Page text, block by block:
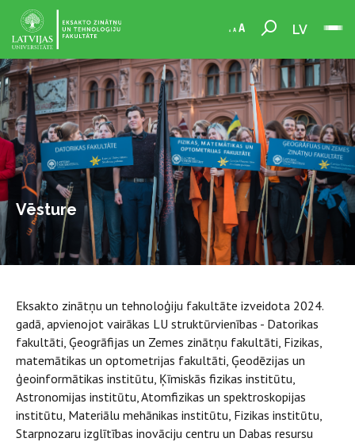
LV
Vēsture
Eksakto zinātņu un tehnoloģiju fakultāte izveidota 2024.
gadā, apvienojot vairākas LU struktūrvienības - Datorikas
fakultāti, Ģeogrāfijas un Zemes zinātņu fakultāti, Fizikas,
matemātikas un optometrijas fakultāti, Ģeodēzijas un
ģeoinformātikas institūtu, Ķīmiskās fizikas institūtu,
Astronomijas institūtu, Atomfizikas un spektroskopijas
institūtu, Materiālu mehānikas institūtu, Fizikas institūtu,
Starpnozaru izglītības inovāciju centru un Dabas resursu